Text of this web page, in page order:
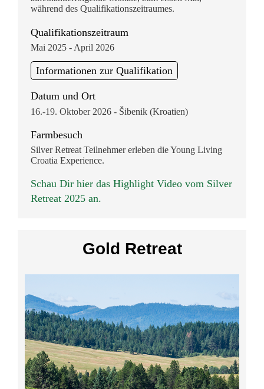
während des Qualifikationszeitraumes.
Qualifikationszeitraum
Mai 2025 - April 2026
Informationen zur Qualifikation
Datum und Ort
16.-19. Oktober 2026 - Šibenik (Kroatien)
Farmbesuch
Silver Retreat Teilnehmer erleben die Young Living
Croatia Experience.
Schau Dir hier das Highlight Video vom Silver
Retreat 2025 an.
Gold Retreat